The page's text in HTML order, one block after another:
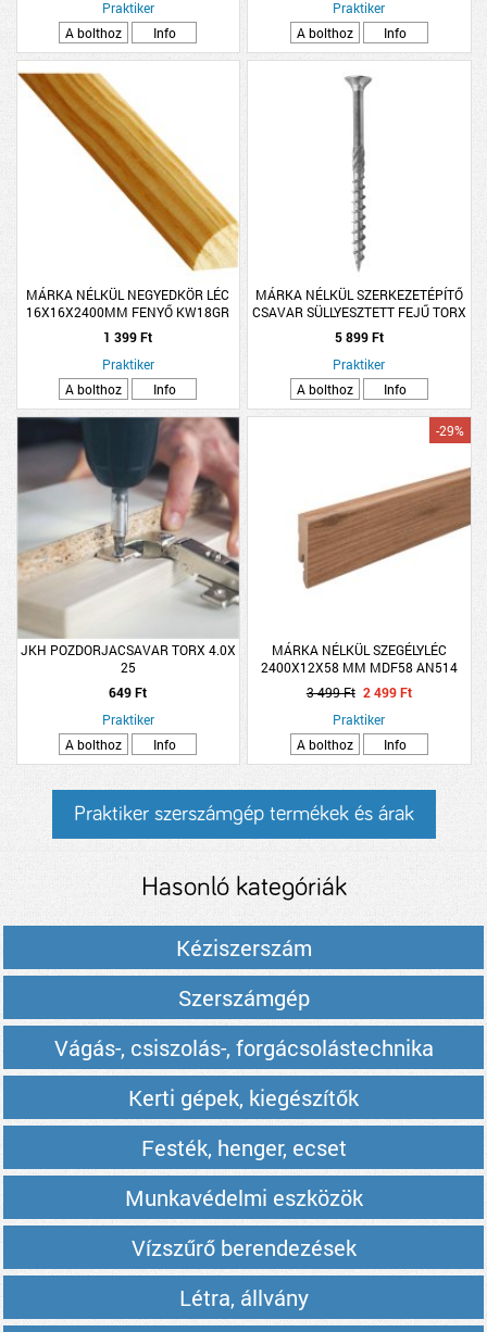
Praktiker
A bolthoz
Info
Praktiker
A bolthoz
Info
MÁRKA NÉLKÜL NEGYEDKÖR LÉC
16X16X2400MM FENYŐ KW18GR
PEFC
1 399 Ft
Praktiker
A bolthoz
Info
MÁRKA NÉLKÜL SZERKEZETÉPÍTŐ
CSAVAR SÜLLYESZTETT FEJŰ TORX
5,0X50 HORGANYZOTT
5 899 Ft
Praktiker
A bolthoz
Info
JKH POZDORJACSAVAR TORX 4.0X
25
649 Ft
Praktiker
A bolthoz
Info
MÁRKA NÉLKÜL SZEGÉLYLÉC
2400X12X58 MM MDF58 AN514
EZERÉVES TÖLGY SZÍNŰ
-29%
3 499 Ft 2 499 Ft
Praktiker
A bolthoz
Info
Praktiker szerszámgép termékek és árak
Hasonló kategóriák
Kéziszerszám
Szerszámgép
Vágás-, csiszolás-, forgácsolástechnika
Kerti gépek, kiegészítők
Festék, henger, ecset
Munkavédelmi eszközök
Vízszűrő berendezések
Létra, állvány